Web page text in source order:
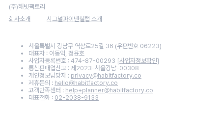
(주)해빗팩토리
회사소개
시그널파이낸셜랩 소개
서울특별시 강남구 역삼로25길 36 (우편번호 06223)
대표자 : 이동익, 정윤호
사업자등록번호 : 474-87-00293 [사업자정보확인]
통신판매업신고 : 제2023-서울강남-00308
개인정보담당자 : privacy@habitfactory.co
제휴문의 : hello@habitfactory.co
고객만족센터 : help+planner@habitfactory.co
대표전화 : 02-2038-9133